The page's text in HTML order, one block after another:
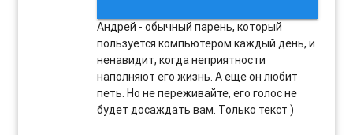
Андрей - обычный парень, который
пользуется компьютером каждый день, и
ненавидит, когда неприятности
наполняют его жизнь. А еще он любит
петь. Но не переживайте, его голос не
будет досаждать вам. Только текст )